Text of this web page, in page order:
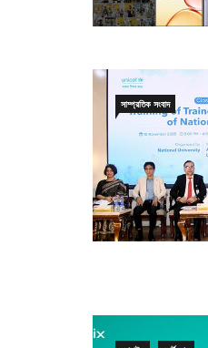
সাম্প্রতিক সংবাদ